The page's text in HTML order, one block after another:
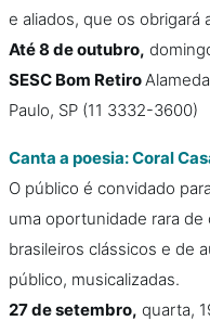
e aliados, que os obrigará
Até 8 de outubro,
SESC Bom Retiro
Paulo, SP (11 3332-3600)
Canta a poesia: Coral
O público é convidado
uma oportunidade rara
brasileiros clássicos e de
público, musicalizadas.
27 de setembro, quarta,